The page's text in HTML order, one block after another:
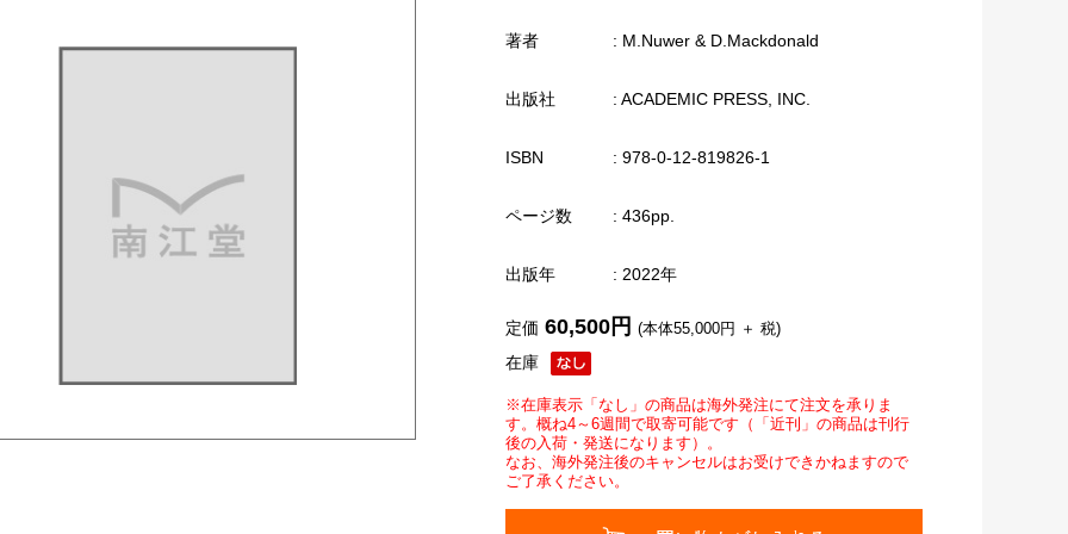
著者 : M.Nuwer & D.Mackdonald
出版社 : ACADEMIC PRESS, INC.
ISBN : 978-0-12-819826-1
ページ数 : 436pp.
出版年 : 2022年
在庫
定価 60,500円 (本体55,000円 ＋ 税)
※在庫表示「なし」の商品は海外発注にて注文を承りま
す。概ね4～6週間で取寄可能です（「近刊」の商品は刊行
後の入荷・発送になります）。
なお、海外発注後のキャンセルはお受けできかねますので
ご了承ください。